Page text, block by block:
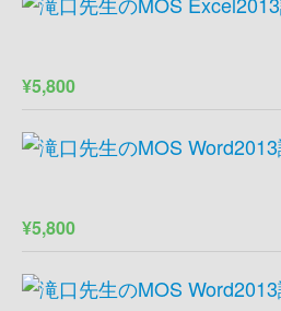
¥5,800
¥5,800